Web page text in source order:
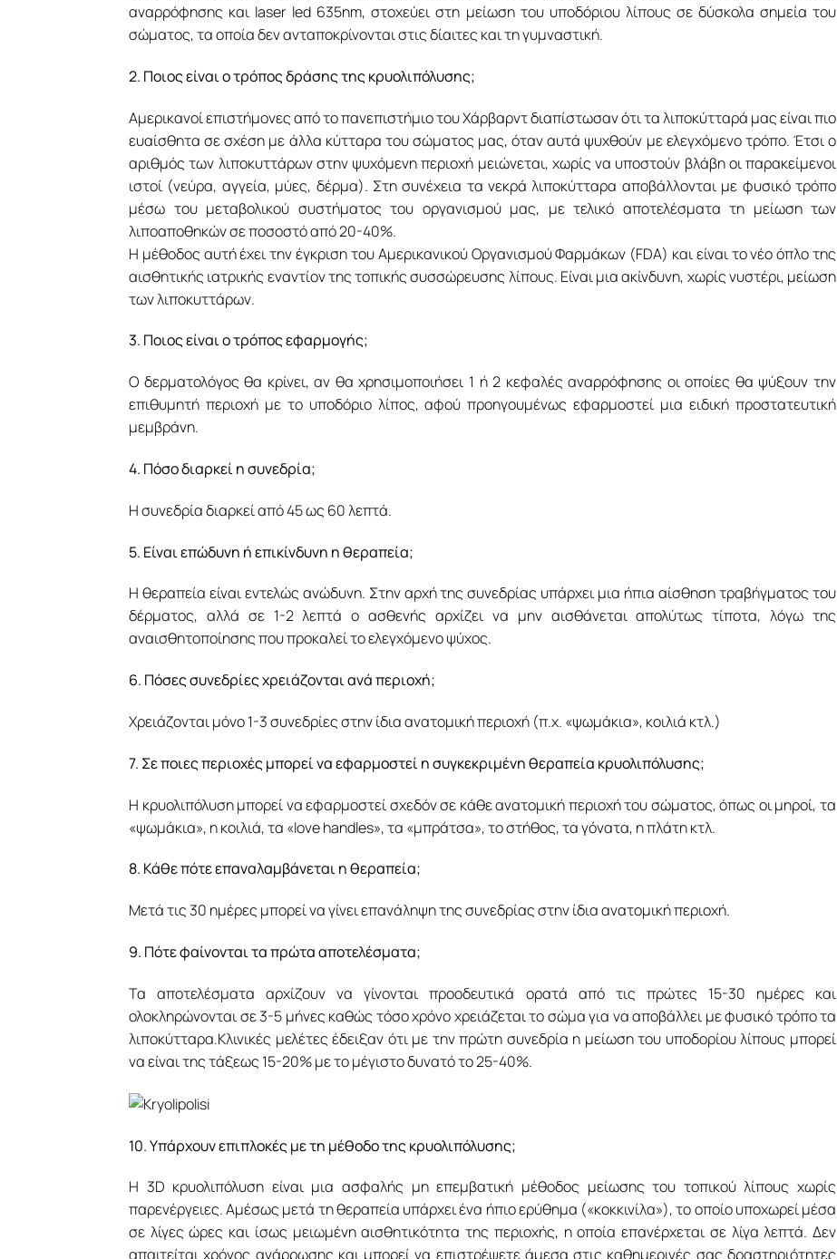
αναρρόφησης και laser led 635nm, στοχεύει στη μείωση του υποδόριου λίπους σε δύσκολα σημεία του
σώματος, τα οποία δεν ανταποκρίνονται στις δίαιτες και τη γυμναστική.
2. Ποιος είναι ο τρόπος δράσης της κρυολιπόλυσης;
Αμερικανοί επιστήμονες από το πανεπιστήμιο του Χάρβαρντ διαπίστωσαν ότι τα λιποκύτταρά μας είναι πιο
ευαίσθητα σε σχέση με άλλα κύτταρα του σώματος μας, όταν αυτά ψυχθούν με ελεγχόμενο τρόπο. Έτσι ο
αριθμός των λιποκυττάρων στην ψυχόμενη περιοχή μειώνεται, χωρίς να υποστούν βλάβη οι παρακείμενοι
ιστοί (νεύρα, αγγεία, μύες, δέρμα). Στη συνέχεια τα νεκρά λιποκύτταρα αποβάλλονται με φυσικό τρόπο
μέσω του μεταβολικού συστήματος του οργανισμού μας, με τελικό αποτελέσματα τη μείωση των
λιποαποθηκών σε ποσοστό από 20-40%.
Η μέθοδος αυτή έχει την έγκριση του Αμερικανικού Οργανισμού Φαρμάκων (FDA) και είναι το νέο όπλο της
αισθητικής ιατρικής εναντίον της τοπικής συσσώρευσης λίπους. Είναι μια ακίνδυνη, χωρίς νυστέρι, μείωση
των λιποκυττάρων.
3. Ποιος είναι ο τρόπος εφαρμογής;
Ο δερματολόγος θα κρίνει, αν θα χρησιμοποιήσει 1 ή 2 κεφαλές αναρρόφησης οι οποίες θα ψύξουν την
επιθυμητή περιοχή με το υποδόριο λίπος, αφού προηγουμένως εφαρμοστεί μια ειδική προστατευτική
μεμβράνη.
4. Πόσο διαρκεί η συνεδρία;
Η συνεδρία διαρκεί από 45 ως 60 λεπτά.
5. Είναι επώδυνη ή επικίνδυνη η θεραπεία;
Η θεραπεία είναι εντελώς ανώδυνη. Στην αρχή της συνεδρίας υπάρχει μια ήπια αίσθηση τραβήγματος του
δέρματος, αλλά σε 1-2 λεπτά ο ασθενής αρχίζει να μην αισθάνεται απολύτως τίποτα, λόγω της
αναισθητοποίησης που προκαλεί το ελεγχόμενο ψύχος.
6. Πόσες συνεδρίες χρειάζονται ανά περιοχή;
Χρειάζονται μόνο 1-3 συνεδρίες στην ίδια ανατομική περιοχή (π.χ. «ψωμάκια», κοιλιά κτλ.)
7. Σε ποιες περιοχές μπορεί να εφαρμοστεί η συγκεκριμένη θεραπεία κρυολιπόλυσης;
Η κρυολιπόλυση μπορεί να εφαρμοστεί σχεδόν σε κάθε ανατομική περιοχή του σώματος, όπως οι μηροί, τα
«ψωμάκια», η κοιλιά, τα «love handles», τα «μπράτσα», το στήθος, τα γόνατα, η πλάτη κτλ.
8. Κάθε πότε επαναλαμβάνεται η θεραπεία;
Μετά τις 30 ημέρες μπορεί να γίνει επανάληψη της συνεδρίας στην ίδια ανατομική περιοχή.
9. Πότε φαίνονται τα πρώτα αποτελέσματα;
Τα αποτελέσματα αρχίζουν να γίνονται προοδευτικά ορατά από τις πρώτες 15-30 ημέρες και
ολοκληρώνονται σε 3-5 μήνες καθώς τόσο χρόνο χρειάζεται το σώμα για να αποβάλλει με φυσικό τρόπο τα
λιποκύτταρα.Κλινικές μελέτες έδειξαν ότι με την πρώτη συνεδρία η μείωση του υποδορίου λίπους μπορεί
να είναι της τάξεως 15-20% με το μέγιστο δυνατό το 25-40%.
10. Υπάρχουν επιπλοκές με τη μέθοδο της κρυολιπόλυσης;
Η 3D κρυολιπόλυση είναι μια ασφαλής μη επεμβατική μέθοδος μείωσης του τοπικού λίπους χωρίς
παρενέργειες. Αμέσως μετά τη θεραπεία υπάρχει ένα ήπιο ερύθημα («κοκκινίλα»), το οποίο υποχωρεί μέσα
σε λίγες ώρες και ίσως μειωμένη αισθητικότητα της περιοχής, η οποία επανέρχεται σε λίγα λεπτά. Δεν
απαιτείται χρόνος ανάρρωσης και μπορεί να επιστρέψετε άμεσα στις καθημερινές σας δραστηριότητες